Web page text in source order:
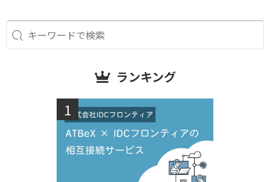
ランキング